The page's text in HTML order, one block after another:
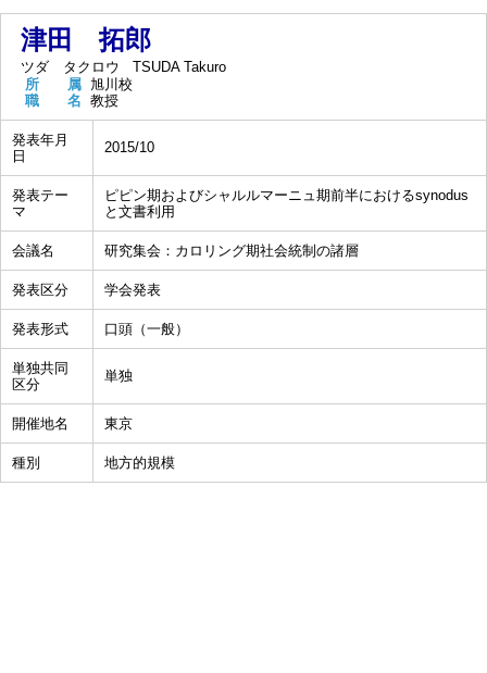
津田 拓郎
ツダ タクロウ
TSUDA Takuro
所 属 旭川校
職 名 教授
発表年月
日
2015/10
発表テー
マ
ピピン期およびシャルルマーニュ期前半におけるsynodus
と文書利用
会議名 研究集会：カロリング期社会統制の諸層
発表区分 学会発表
発表形式 口頭（一般）
単独共同
区分
単独
開催地名 東京
種別 地方的規模